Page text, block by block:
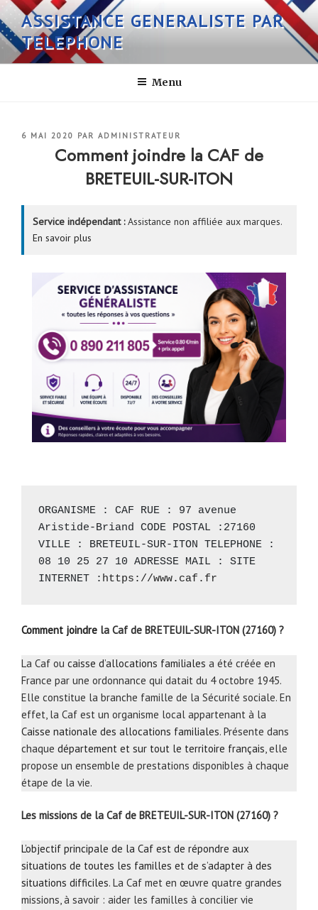
Aller
au
contenu
principal
ASSISTANCE GENERALISTE PAR
TELEPHONE
Menu
PUBLIÉ
6 MAI 2020 PAR ADMINISTRATEUR
Comment joindre la CAF de
BRETEUIL-SUR-ITON
Service indépendant :Assistance non affiliée aux marques.
En savoir plus
ORGANISME : CAF RUE : 97 avenue
Aristide-Briand CODE POSTAL :27160
VILLE : BRETEUIL-SUR-ITON TELEPHONE :
08 10 25 27 10 ADRESSE MAIL : SITE
INTERNET : https://www.caf.fr
Comment joindre la Caf de BRETEUIL-SUR-ITON (27160) ?
La Caf ou caisse d’allocations familiales a été créée en
France par une ordonnance qui datait du 4 octobre 1945.
Elle constitue la branche famille de la Sécurité sociale. En
effet, la Caf est un organisme local appartenant à la
Caisse nationale des allocations familiales. Présente dans
chaque département et sur tout le territoire français, elle
propose un ensemble de prestations disponibles à chaque
étape de la vie.
Les missions de la Caf de BRETEUIL-SUR-ITON (27160) ?
L’objectif principale de la Caf est de répondre aux
situations de toutes les familles et de s’adapter à des
situations difficiles. La Caf met en œuvre quatre grandes
missions, à savoir : aider les familles à concilier vie